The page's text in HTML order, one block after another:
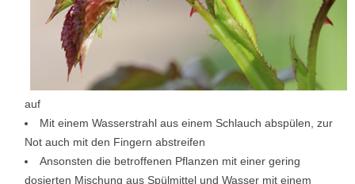
auf
Mit einem Wasserstrahl aus einem Schlauch abspülen, zur
Not auch mit den Fingern abstreifen
Ansonsten die betroffenen Pflanzen mit einer gering
dosierten Mischung aus Spülmittel und Wasser mit einem